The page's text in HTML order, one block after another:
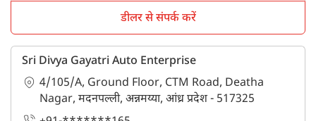
डीलर से संपर्क करें
Sri Divya Gayatri Auto Enterprise
4/105/A, Ground Floor, CTM Road, Deatha
Nagar, मदनपल्ली, अन्नमय्या, आंध्र प्रदेश - 517325